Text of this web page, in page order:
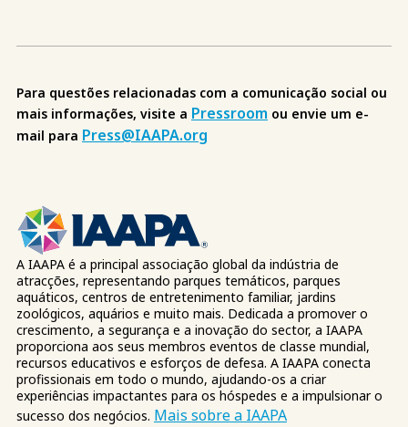
Para questões relacionadas com a comunicação social ou
mais informações, visite a Pressroom ou envie um e-
mail para Press@IAAPA.org
A IAAPA é a principal associação global da indústria de
atracções, representando parques temáticos, parques
aquáticos, centros de entretenimento familiar, jardins
zoológicos, aquários e muito mais. Dedicada a promover o
crescimento, a segurança e a inovação do sector, a IAAPA
proporciona aos seus membros eventos de classe mundial,
recursos educativos e esforços de defesa. A IAAPA conecta
profissionais em todo o mundo, ajudando-os a criar
experiências impactantes para os hóspedes e a impulsionar o
sucesso dos negócios. Mais sobre a IAAPA